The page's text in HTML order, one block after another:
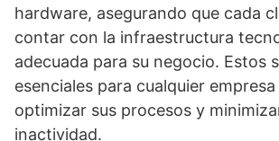
hardware, asegurando que cada
contar con la infraestructura
adecuada para su negocio. Estos
esenciales para cualquier
optimizar sus procesos y
inactividad.